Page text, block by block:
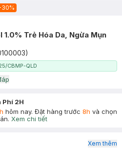
30%
Trẻ Hóa Da, Ngừa Mụn
)
CBMP-QLD
Phí 2H
hôm nay. Đặt hàng trước 8h và chọn
Xem chi tiết
Xem thêm